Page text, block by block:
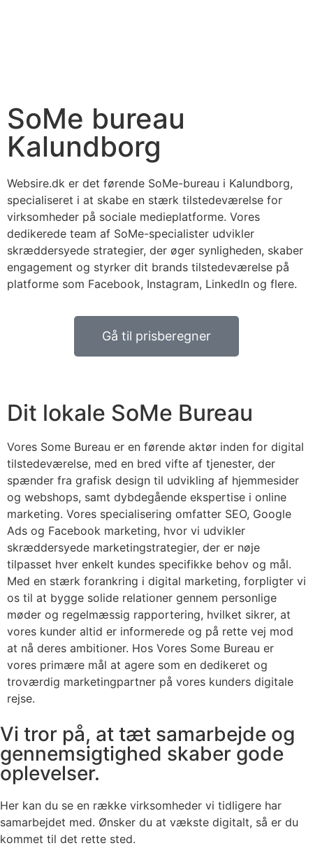
SoMe bureau
Kalundborg
Websire.dk er det førende SoMe-bureau i Kalundborg,
specialiseret i at skabe en stærk tilstedeværelse for
virksomheder på sociale medieplatforme. Vores
dedikerede team af SoMe-specialister udvikler
skræddersyede strategier, der øger synligheden, skaber
engagement og styrker dit brands tilstedeværelse på
platforme som Facebook, Instagram, LinkedIn og flere.
Gå til prisberegner
Dit lokale SoMe Bureau
Vores Some Bureau er en førende aktør inden for digital
tilstedeværelse, med en bred vifte af tjenester, der
spænder fra grafisk design til udvikling af hjemmesider
og webshops, samt dybdegående ekspertise i online
marketing. Vores specialisering omfatter SEO, Google
Ads og Facebook marketing, hvor vi udvikler
skræddersyede marketingstrategier, der er nøje
tilpasset hver enkelt kundes specifikke behov og mål.
Med en stærk forankring i digital marketing, forpligter vi
os til at bygge solide relationer gennem personlige
møder og regelmæssig rapportering, hvilket sikrer, at
vores kunder altid er informerede og på rette vej mod
at nå deres ambitioner. Hos Vores Some Bureau er
vores primære mål at agere som en dedikeret og
troværdig marketingpartner på vores kunders digitale
rejse.
Vi tror på, at tæt samarbejde og
gennemsigtighed skaber gode
oplevelser.
Her kan du se en række virksomheder vi tidligere har
samarbejdet med. Ønsker du at vækste digitalt, så er du
kommet til det rette sted.